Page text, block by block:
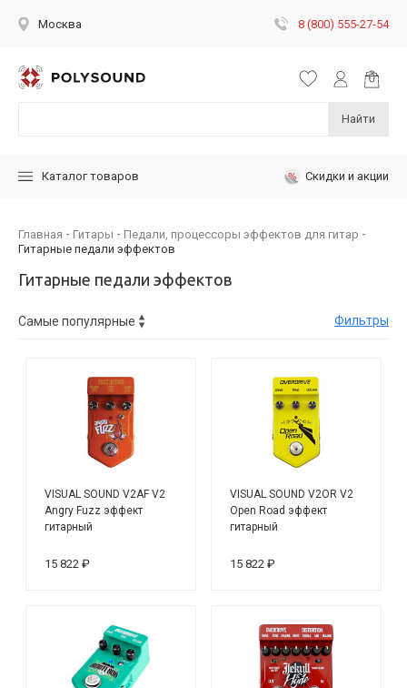
Москва 8 (800) 555-27-54
Найти
Каталог товаров Скидки и акции
Главная Гитары
Педали, процессоры эффектов для гитар
Гитарные педали эффектов
Гитарные педали эффектов
Фильтры
VISUAL SOUND V2AF V2
Angry Fuzz эффект
гитарный
15 822 ₽
VISUAL SOUND V2OR V2
Open Road эффект
гитарный
15 822 ₽